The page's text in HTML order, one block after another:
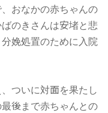
おなかの赤ちゃんの
のきさんは安堵と悲
娩処置のために入院
ついに対面を果たし
後まで赤ちゃんとの